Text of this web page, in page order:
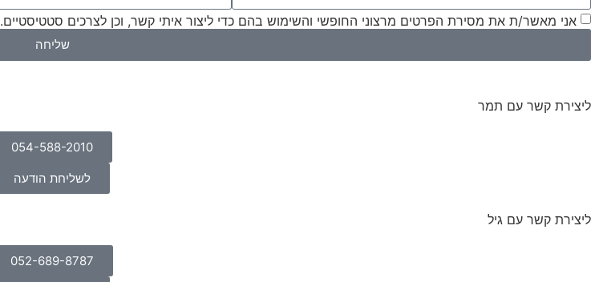
אני מאשר/ת את מסירת הפרטים מרצוני החופשי והשימוש בהם כדי ליצור איתי קשר, וכן לצרכים סטטיסטיים.
שליחה
ליצירת קשר עם תמר
054-588-2010
לשליחת הודעה
ליצירת קשר עם גיל
052-689-8787